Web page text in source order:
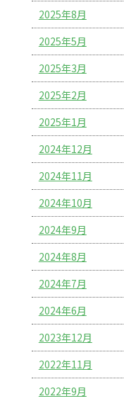
2025年8月
2025年5月
2025年3月
2025年2月
2025年1月
2024年12月
2024年11月
2024年10月
2024年9月
2024年8月
2024年7月
2024年6月
2023年12月
2022年11月
2022年9月